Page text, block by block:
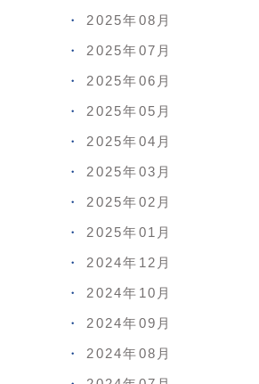
2025年08月
2025年07月
2025年06月
2025年05月
2025年04月
2025年03月
2025年02月
2025年01月
2024年12月
2024年10月
2024年09月
2024年08月